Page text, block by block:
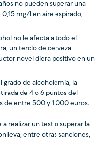
no pueden superar una
mg/l en aire espirado,
no le afecta a todo el
un tercio de cerveza
novel diera positivo en un
grado de alcoholemia, la
de 4 o 6 puntos del
de entre 500 y 1.000 euros.
a realizar un test o superar la
entre otras sanciones,